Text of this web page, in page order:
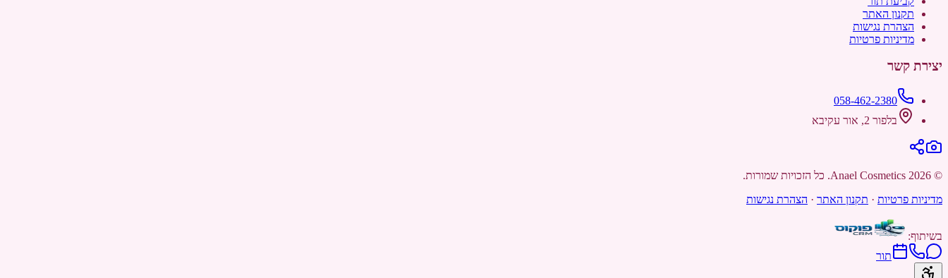
תקנון האתר
הצהרת נגישות
מדיניות פרטיות
יצירת קשר
058-462-2380
בלפור 2, אור עקיבא
©
2026
Anael Cosmetics. כל הזכויות שמורות.
מדיניות פרטיות · תקנון האתר · הצהרת נגישות
בשיתוף:
תור